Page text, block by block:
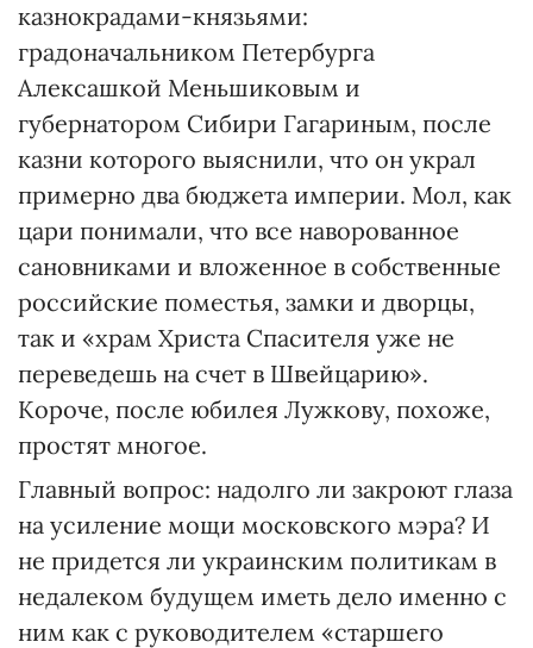
казнокрадами-князьями:
градоначальником Петербурга
Алексашкой Меньшиковым и
губернатором Сибири Гагариным, после
казни которого выяснили, что он украл
примерно два бюджета империи. Мол, как
цари понимали, что все наворованное
сановниками и вложенное в собственные
российские поместья, замки и дворцы,
так и «храм Христа Спасителя уже не
переведешь на счет в Швейцарию».
Короче, после юбилея Лужкову, похоже,
простят многое.
Главный вопрос: надолго ли закроют глаза
на усиление мощи московского мэра? И
не придется ли украинским политикам в
недалеком будущем иметь дело именно с
ним как с руководителем «старшего